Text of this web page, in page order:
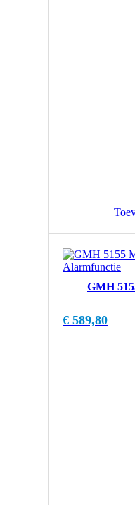
GMH
€ 589,80